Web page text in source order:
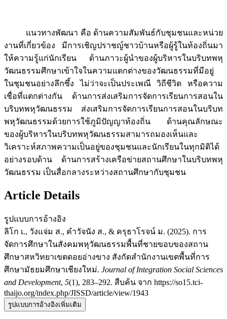
แนวทางพัฒนา คือ ด้านความสัมพันธ์กับชุมชนและหน่วย
งานที่เกี่ยวข้อง มีการเชิญปราชญ์ชาวบ้านหรือผู้รู้ในท้องถิ่นมา
ให้ความรู้แก่นักเรียน ด้านภาวะผู้นำของผู้บริหารในบริบทพหุ
วัฒนธรรมศึกษาเข้าใจในความแตกต่างของวัฒนธรรมที่มีอยู่
ในชุมชนอย่างลึกซึ้ง ไม่ว่าจะเป็นประเพณี วิถีชีวิต หรือความ
เชื่อที่แตกต่างกัน ด้านการส่งเสริมการจัดการเรียนการสอนใน
บริบทพหุวัฒนธรรม ส่งเสริมการจัดการเรียนการสอนในบริบท
พหุวัฒนธรรมด้วยการใช้ภูมิปัญญาท้องถิ่น ด้านคุณลักษณะ
ของผู้บริหารในบริบทพหุวัฒนธรรมสามารถมองเห็นและ
วิเคราะห์สภาพความเป็นอยู่ของชุมชนและนักเรียนในทุกมิติได้
อย่างรอบด้าน ด้านการสร้างเครือข่ายสถานศึกษาในบริบทพหุ
วัฒนธรรม เป็นสื่อกลางระหว่างสถานศึกษากับชุมชน
Article Details
รูปแบบการอ้างอิง
ลิโก เ., วังแจ่ม ส., คำวัจนัง ส., & ครุธาโรจน์ ม. (2025). การ
จัดการศึกษาในสังคมพหุวัฒนธรรมพื้นที่ชายขอบของสถาน
ศึกษาสหวิทยาเขตดอยอ่างขาง สังกัดสำนักงานเขตพื้นที่การ
ศึกษามัธยมศึกษาเชียงใหม่. Journal of Integration Social Sciences
and Development, 5(1), 283–292. สืบค้น จาก https://so15.tci-
thaijo.org/index.php/JISSD/article/view/1943
รูปแบบการอ้างอิงเพิ่มเติม